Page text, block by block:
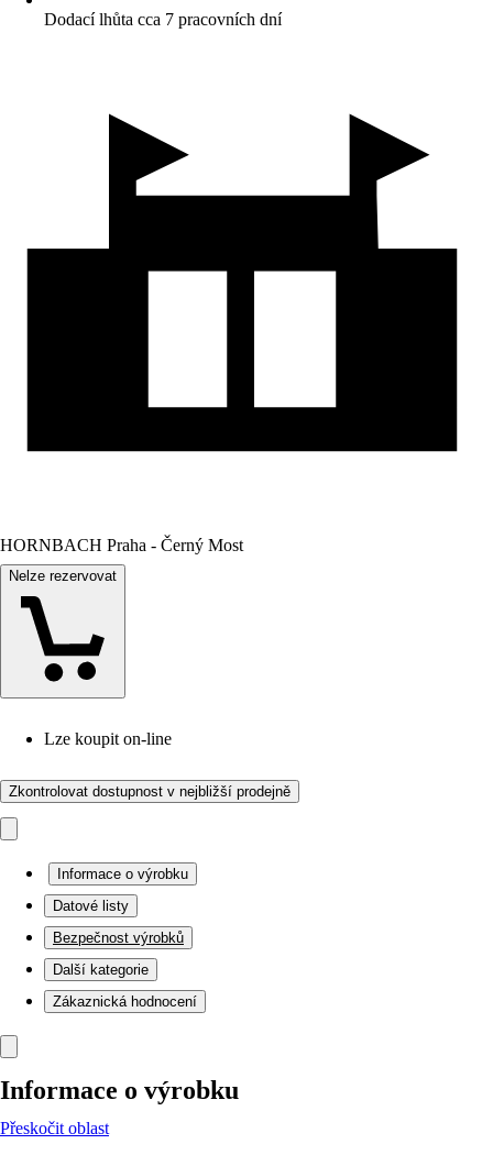
Dodací lhůta cca 7 pracovních dní
HORNBACH Praha - Černý Most
Nelze rezervovat
Lze koupit on-line
Zkontrolovat dostupnost v nejbližší prodejně
Informace o výrobku
Datové listy
Bezpečnost výrobků
Další kategorie
Zákaznická hodnocení
Informace o výrobku
Přeskočit oblast